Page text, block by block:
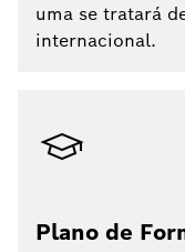
uma se tratará
internacional.
Plano de